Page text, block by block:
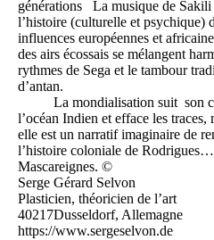
générations La musique de Sakili
l’histoire (culturelle et psychique)
influences européennes et
des airs écossais se mélangent
rythmes de Sega et le tambour
d’antan.
La mondialisation suit son
l’océan Indien et efface les traces,
elle est un narratif imaginaire de
l’histoire coloniale de
Mascareignes. ©
Serge Gérard Selvon
Plasticien, théoricien de l’art
40217Dusseldorf, Allemagne
https://www.sergeselvon.de